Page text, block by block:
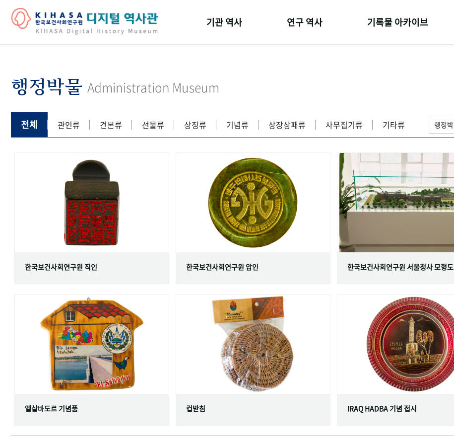
기관 역사
연구원 사람들
연구 역사
간행물 변천사
기록물 아카이브
영상 기록물
행정박물 Administration Museum
전체 관인류 견본류 선물류 상징류 기념류 상장상패류 사무집기류 기타류
한국보건사회연구원 직인 한국보건사회연구원 압인 한국보건사회연구원 서울청사 모형도
엘살바도르 기념품 컵받침 IRAQ HADBA 기념 접시